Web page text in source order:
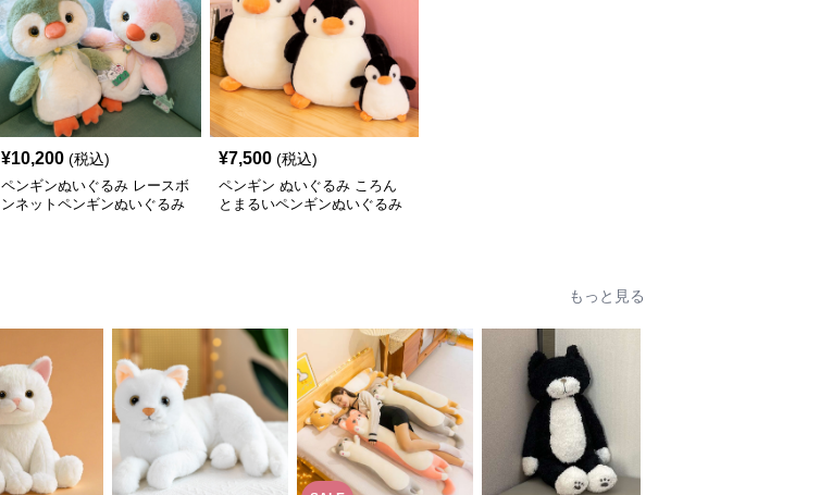
¥10,200 (税込)
ペンギンぬいぐるみ レースボ
ンネットペンギンぬいぐるみ
¥7,500 (税込)
ペンギン ぬいぐるみ ころん
とまるいペンギンぬいぐるみ
もっと見る